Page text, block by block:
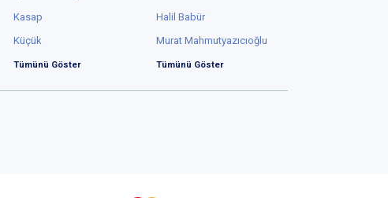
Kasap
Küçük
Tümünü Göster
Halil Babür
Murat Mahmutyazıcıoğlu
Tümünü Göster